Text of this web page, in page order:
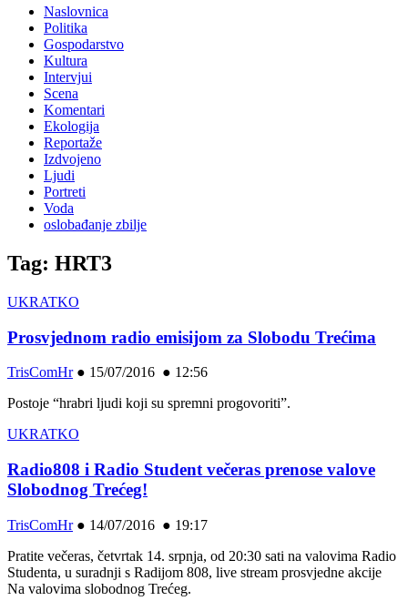
Naslovnica
Politika
Gospodarstvo
Kultura
Intervjui
Scena
Komentari
Ekologija
Reportaže
Izdvojeno
Ljudi
Portreti
Voda
oslobađanje zbilje
Tag: HRT3
UKRATKO
Prosvjednom radio emisijom za Slobodu Trećima
TrisComHr● 15/07/2016 ● 12:56
Postoje “hrabri ljudi koji su spremni progovoriti”.
UKRATKO
Radio808 i Radio Student večeras prenose valove
Slobodnog Trećeg!
TrisComHr● 14/07/2016 ● 19:17
Pratite večeras, četvrtak 14. srpnja, od 20:30 sati na valovima Radio
Studenta, u suradnji s Radijom 808, live stream prosvjedne akcije
Na valovima slobodnog Trećeg.